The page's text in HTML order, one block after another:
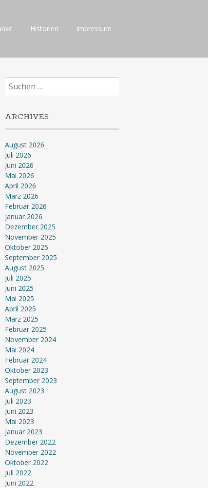
Historien Impressum
Suchen
nach:
ARCHIVES
August 2026
Juli 2026
Juni 2026
Mai 2026
April 2026
März 2026
Februar 2026
Januar 2026
Dezember 2025
November 2025
Oktober 2025
September 2025
August 2025
Juli 2025
Juni 2025
Mai 2025
April 2025
März 2025
Februar 2025
November 2024
Mai 2024
Februar 2024
Oktober 2023
September 2023
August 2023
Juli 2023
Juni 2023
Mai 2023
Januar 2023
Dezember 2022
November 2022
Oktober 2022
Juli 2022
Juni 2022